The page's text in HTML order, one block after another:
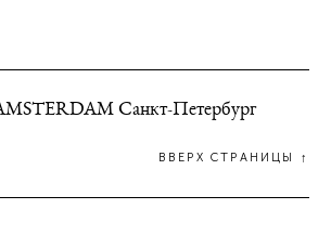
Санкт-Петербург
ВВЕРХ СТРАНИЦЫ ↑